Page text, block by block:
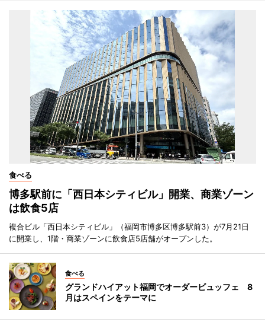
食べる
博多駅前に「西日本シティビル」開業、商業ゾーン
は飲食5店
複合ビル「西日本シティビル」（福岡市博多区博多駅前3）が7月21日
に開業し、1階・商業ゾーンに飲食店5店舗がオープンした。
食べる
グランドハイアット福岡でオーダービュッフェ 8
月はスペインをテーマに